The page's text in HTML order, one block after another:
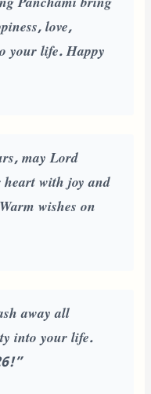
love,
your life. Happy
may Lord
heart with joy and
wishes on
away all
into your life.